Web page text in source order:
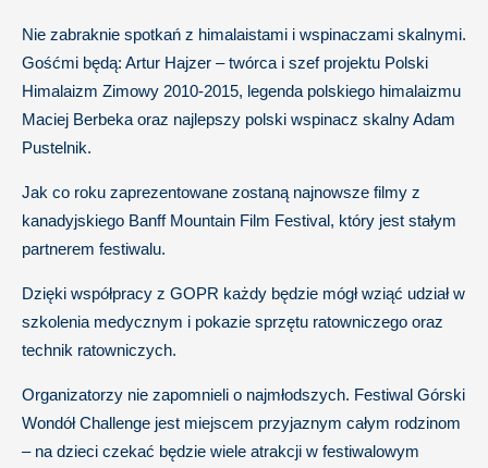
Nie zabraknie spotkań z himalaistami i wspinaczami skalnymi.
Gośćmi będą: Artur Hajzer – twórca i szef projektu Polski
Himalaizm Zimowy 2010-2015, legenda polskiego himalaizmu
Maciej Berbeka oraz najlepszy polski wspinacz skalny Adam
Pustelnik.
Jak co roku zaprezentowane zostaną najnowsze filmy z
kanadyjskiego Banff Mountain Film Festival, który jest stałym
partnerem festiwalu.
Dzięki współpracy z GOPR każdy będzie mógł wziąć udział w
szkolenia medycznym i pokazie sprzętu ratowniczego oraz
technik ratowniczych.
Organizatorzy nie zapomnieli o najmłodszych. Festiwal Górski
Wondół Challenge jest miejscem przyjaznym całym rodzinom
– na dzieci czekać będzie wiele atrakcji w festiwalowym